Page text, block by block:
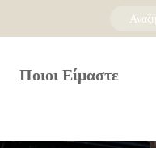
Ποιοι Είμαστε